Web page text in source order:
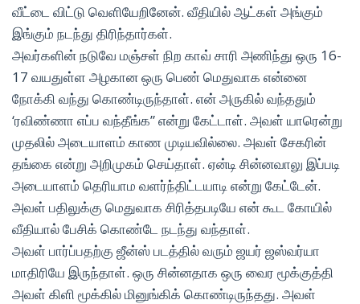
வீட்டை விட்டு வெளியேறினேன். வீதியில் ஆட்கள் அங்கும்
இங்கும் நடந்து திரிந்தார்கள்.
அவர்களின் நடுவே மஞ்சள் நிற காவ் சாரி அணிந்து ஒரு 16-
17 வயதுள்ள அழகான ஒரு பெண் மெதுவாக என்னை
நோக்கி வந்து கொண்டிருந்தாள். என் அருகில் வந்ததும்
‘ரவிண்ணா எப்ப வந்தீங்க” என்று கேட்டாள். அவள் யாரென்று
முதலில் அடையாளம் காண முடியவில்லை. அவள் சேகரின்
தங்கை என்று அறிமுகம் செய்தாள். ஏன்டி சின்னவாலு இப்படி
அடையாளம் தெரியாம வளர்ந்திட்டயாடி என்று கேட்டேன்.
அவள் பதிலுக்கு மெதுவாக சிரித்தபடியே என் கூட கோயில்
வீதியால் பேசிக் கொண்டே நடந்து வந்தாள்.
அவள் பார்ப்பதற்கு ஜீன்ஸ் படத்தில் வரும் ஜயர் ஜஸ்வர்யா
மாதிரியே இருந்தாள். ஒரு சின்னதாக ஒரு வைர மூக்குத்தி
அவள் கிளி மூக்கில் மினுங்கிக் கொண்டிருந்தது. அவள்